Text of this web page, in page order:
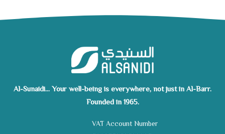
Al-Sunaidi... Your well-being is everywhere, not just in Al-Barr.
Founded in 1965.
VAT Account Number